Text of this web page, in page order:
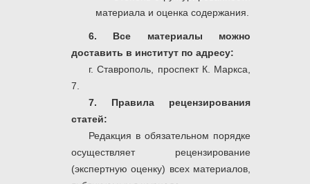
материала и оценка содержания.
6. Все материалы можно
доставить в институт по адресу:
г. Ставрополь, проспект К. Маркса,
7.
7. Правила рецензирования
статей:
Редакция в обязательном порядке
осуществляет рецензирование
(экспертную оценку) всех материалов,